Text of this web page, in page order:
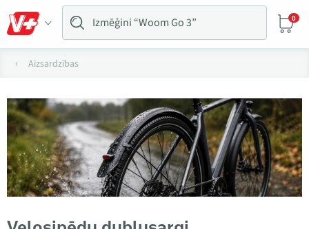
0
Aizsardzības